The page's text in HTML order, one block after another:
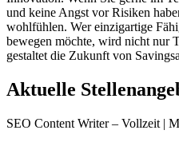
und keine Angst vor Risiken
wohlfühlen. Wer einzigartige
bewegen möchte, wird nicht nur
gestaltet die Zukunft von
Aktuelle
SEO Content Writer – Vollzeit |